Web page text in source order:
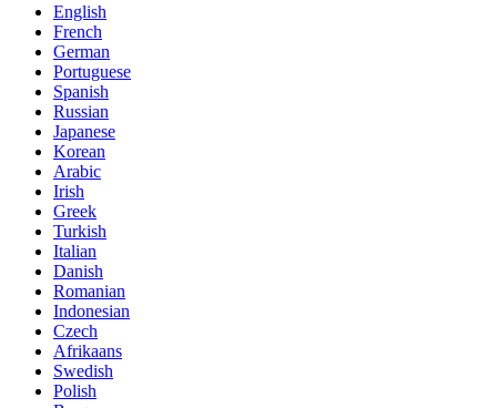
English
French
German
Portuguese
Spanish
Russian
Japanese
Korean
Arabic
Irish
Greek
Turkish
Italian
Danish
Romanian
Indonesian
Czech
Afrikaans
Swedish
Polish